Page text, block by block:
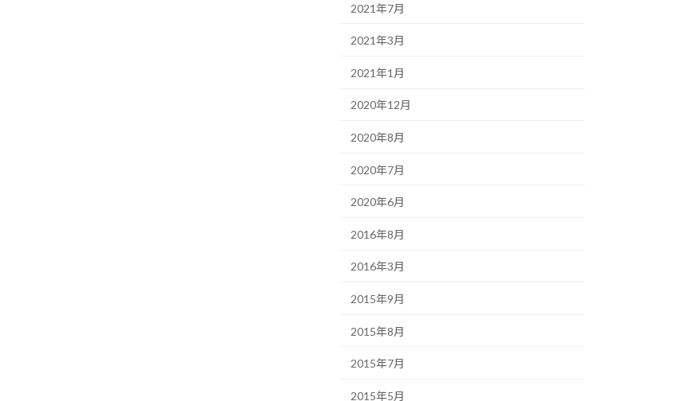
2021年7月
2021年3月
2021年1月
2020年12月
2020年8月
2020年7月
2020年6月
2016年8月
2016年3月
2015年9月
2015年8月
2015年7月
2015年5月